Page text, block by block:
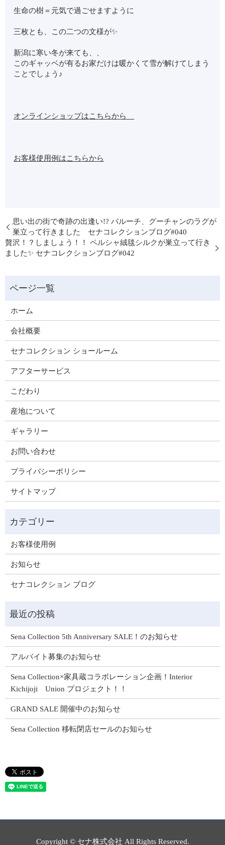
生命の樹＝元気で過ごせますように
三枚とも、この二つの文様が✨
新潟に寒い冬が来ても、、
このギャッベが有るお家だけは暖かくて雪が解けてしまう
ことでしょう♪
オンラインショップはこちらから
お客様使用例はこちらから
思い出の街で奇跡の出逢い!? バルーチ、グーチャンのラグが
巣立って行きました セナコレクションブログ#040
贅沢！？しましょう！！ ペルシャ絨毯シルクが巣立って行き
ました✨ セナコレクションブログ#042
ホーム
会社概要
セナコレクション ショールーム
アフターサービス
こだわり
産地について
ギャラリー
お問い合わせ
プライバシーポリシー
サイトマップ
お客様使用例
お知らせ
セナコレクション ブログ
Sena Collection 5th Anniversary SALE！のお知らせ
アルバイト募集のお知らせ
Sena Collection×家具蔵コラボレーション企画！Interior
Kichijoji Union プロジェクト！！
GRAND SALE 開催中のお知らせ
Sena Collection 移転閉店セールのお知らせ
Copyright © セナ株式会社 All Rights Reserved.